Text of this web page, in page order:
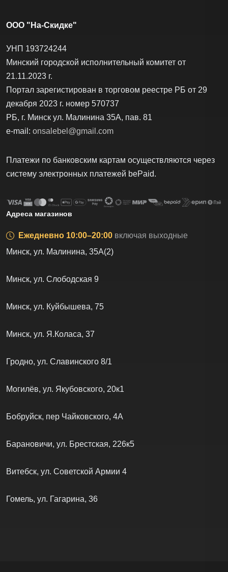
ООО "На-Скидке"
УНП 193724244
Минский городской исполнительный комитет от
21.11.2023 г.
Портал зарегистирован в торговом реестре РБ от 29
декабря 2023 г. номер 570737
РБ, г. Минск ул. Малинина 35А, пав. 81
e-mail: onsalebel@gmail.com
Платежи по банковским картам осуществляются через
систему электронных платежей bеPаid.
Адреса магазинов
Ежедневно 10:00–20:00 включая выходные
Минск, ул. Малинина, 35А(2)
Минск, ул. Слободская 9
Минск, ул. Куйбышева, 75
Минск, ул. Я.Коласа, 37
Гродно, ул. Славинского 8/1
Могилёв, ул. Якубовского, 20к1
Бобруйск, пер Чайковского, 4А
Барановичи, ул. Брестская, 226к5
Витебск, ул. Советской Армии 4
Гомель, ул. Гагарина, 36